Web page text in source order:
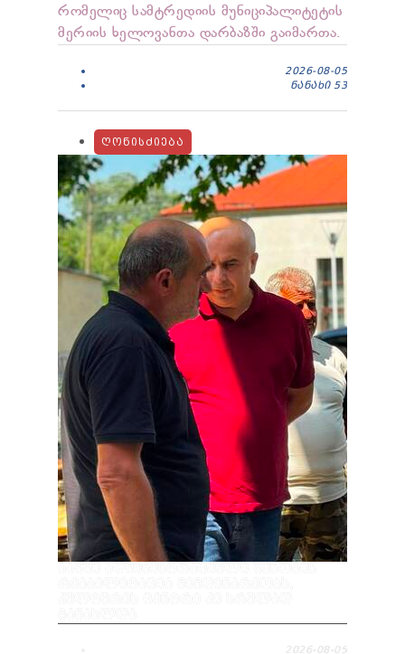
რომელიც სამტრედიის მუნიციპალიტეტის
მერიის ხელოვანთა დარბაზში გაიმართა.
2026-08-05
ᲜᲐᲜᲐᲮᲘ 53
ᲦᲝᲜᲘᲡᲫᲘᲔᲑᲐ